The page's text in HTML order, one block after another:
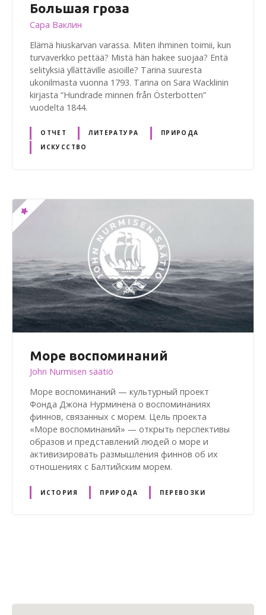
Большая гроза
Сара Ваклин
Elämä hiuskarvan varassa. Miten ihminen toimii, kun
turvaverkko pettää? Mistä hän hakee suojaa? Entä
selityksiä yllättäville asioille? Tarina suuresta
ukonilmasta vuonna 1793. Tarina on Sara Wacklinin
kirjasta “Hundrade minnen från Österbotten”
vuodelta 1844.
ОТЧЕТ ЛИТЕРАТУРА
ПРИРОДА
ИСКУССТВО
Море воспоминаний
John Nurmisen säätiö
Море воспоминаний — культурный проект
Фонда Джона Нурминена о воспоминаниях
финнов, связанных с морем. Цель проекта
«Море воспоминаний» — открыть перспективы
образов и представлений людей о море и
активизировать размышления финнов об их
отношениях с Балтийским морем.
ИСТОРИЯ ПРИРОДА ПЕРЕВОЗКИ